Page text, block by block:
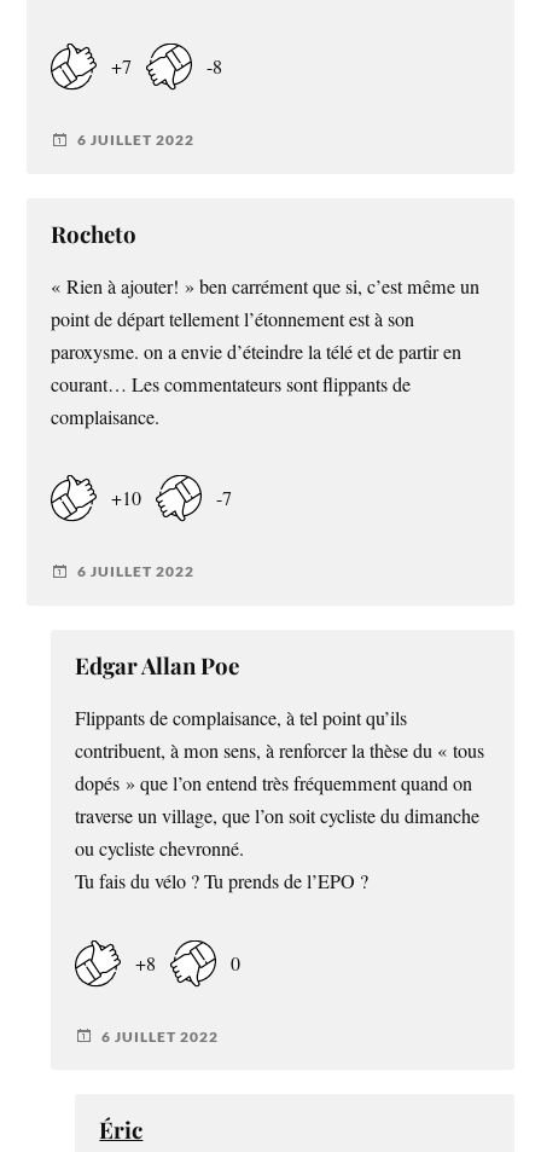
+7 -8
6 JUILLET 2022
Rocheto
« Rien à ajouter! » ben carrément que si, c’est même un
point de départ tellement l’étonnement est à son
paroxysme. on a envie d’éteindre la télé et de partir en
courant… Les commentateurs sont flippants de
complaisance.
+10 -7
6 JUILLET 2022
Edgar Allan Poe
Flippants de complaisance, à tel point qu’ils
contribuent, à mon sens, à renforcer la thèse du « tous
dopés » que l’on entend très fréquemment quand on
traverse un village, que l’on soit cycliste du dimanche
ou cycliste chevronné.
Tu fais du vélo ? Tu prends de l’EPO ?
+8 0
6 JUILLET 2022
Éric